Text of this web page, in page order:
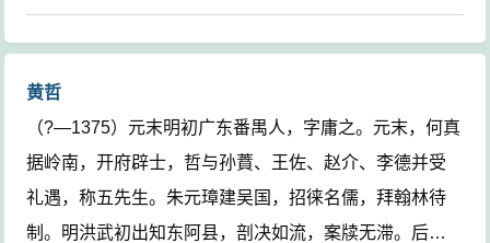
黄哲
（?—1375）元末明初广东番禺人，字庸之。元末，何真
据岭南，开府辟士，哲与孙蕡、王佐、赵介、李德并受
礼遇，称五先生。朱元璋建吴国，招徕名儒，拜翰林待
制。明洪武初出知东阿县，剖决如流，案牍无滞。后判